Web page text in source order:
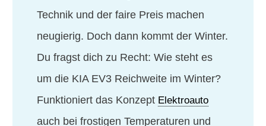
Technik und der faire Preis machen
neugierig. Doch dann kommt der Winter.
Du fragst dich zu Recht: Wie steht es
um die KIA EV3 Reichweite im Winter?
Funktioniert das Konzept Elektroauto
auch bei frostigen Temperaturen und